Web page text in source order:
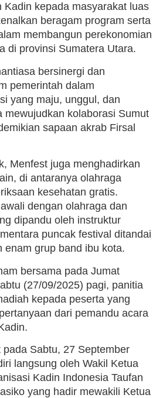
Kadin kepada masyarakat luas
beragam program serta
membangun perekonomian
di provinsi Sumatera Utara.
bersinergi dan
pemerintah dalam
yang maju, unggul, dan
mewujudkan kolaborasi Sumut
sapaan akrab Firsal
Menfest juga menghadirkan
di antaranya olahraga
kesehatan gratis.
dengan olahraga dan
dipandu oleh instruktur
puncak festival ditandai
enam grup band ibu kota.
bersama pada Jumat
(27/09/2025) pagi, panitia
kepada peserta yang
dari pemandu acara
Sabtu, 27 September
langsung oleh Wakil Ketua
Kadin Indonesia Taufan
yang hadir mewakili Ketua